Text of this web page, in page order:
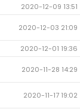
2020-12-09 13:51
2020-12-03 21:09
2020-12-01 19:36
2020-11-28 14:29
2020-11-17 19:02